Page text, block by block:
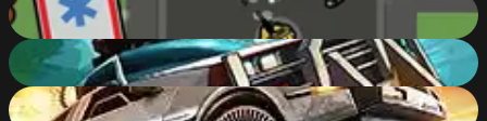
86
%
Zombie Derby 2
86
%
Zombie Derby